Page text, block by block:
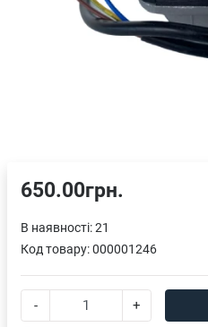
650.00грн.
В наявності: 21
Код товару:000001246
- +